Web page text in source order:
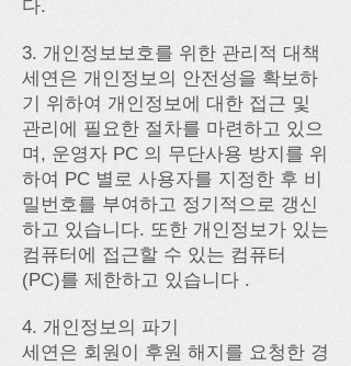
다.
3. 개인정보보호를 위한 관리적 대책
세연은 개인정보의 안전성을 확보하
기 위하여 개인정보에 대한 접근 및
관리에 필요한 절차를 마련하고 있으
며, 운영자 PC 의 무단사용 방지를 위
하여 PC 별로 사용자를 지정한 후 비
밀번호를 부여하고 정기적으로 갱신
하고 있습니다. 또한 개인정보가 있는
컴퓨터에 접근할 수 있는 컴퓨터
(PC)를 제한하고 있습니다 .
4. 개인정보의 파기
세연은 회원이 후원 해지를 요청한 경